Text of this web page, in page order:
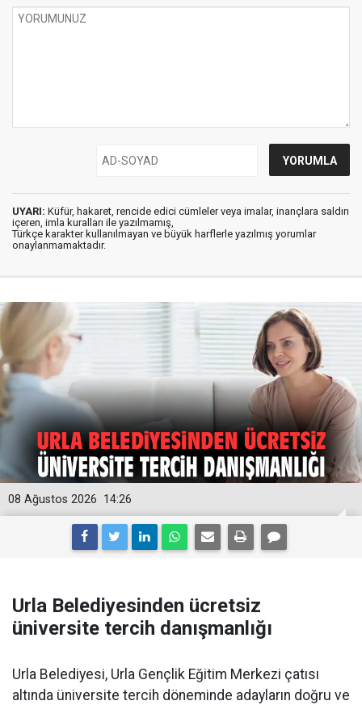
UYARI: Küfür, hakaret, rencide edici cümleler veya imalar, inançlara saldırı
içeren, imla kuralları ile yazılmamış,
Türkçe karakter kullanılmayan ve büyük harflerle yazılmış yorumlar
onaylanmamaktadır.
14:26
08 Ağustos 2026
Urla Belediyesinden ücretsiz
üniversite tercih danışmanlığı
Urla Belediyesi, Urla Gençlik Eğitim Merkezi çatısı
altında üniversite tercih döneminde adayların doğru ve